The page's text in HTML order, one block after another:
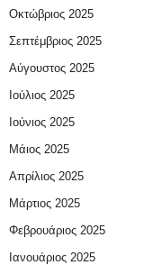
Οκτώβριος 2025
Σεπτέμβριος 2025
Αύγουστος 2025
Ιούλιος 2025
Ιούνιος 2025
Μάιος 2025
Απρίλιος 2025
Μάρτιος 2025
Φεβρουάριος 2025
Ιανουάριος 2025